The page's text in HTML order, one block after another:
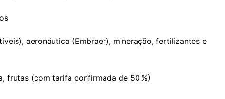
aeronáutica (Embraer), mineração, fertilizantes e
frutas (com tarifa confirmada de 50 %)